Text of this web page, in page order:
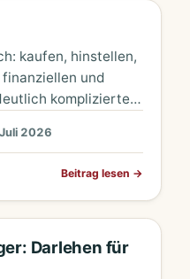
2026
kaufen, hinstellen,
und
komplizierter.
Beitrag lesen →
Darlehen für